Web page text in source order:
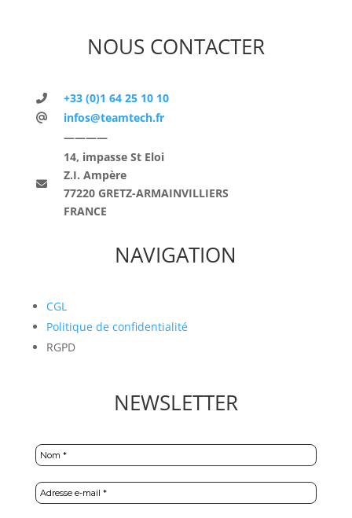
NOUS CONTACTER
+33 (0)1 64 25 10 10
infos@teamtech.fr
————
14, impasse St Eloi
Z.I. Ampère
77220 GRETZ-ARMAINVILLIERS
FRANCE
NAVIGATION
CGL
Politique de confidentialité
RGPD
NEWSLETTER